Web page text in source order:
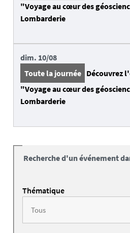
"Voyage au cœur des
Lombarderie
dim. 10/08
Toute la journée Découvrez
"Voyage au cœur des
Lombarderie
Recherche d'un événement
Thématique